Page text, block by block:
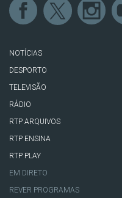
NOTÍCIAS
DESPORTO
TELEVISÃO
RÁDIO
RTP ARQUIVOS
RTP ENSINA
RTP PLAY
EM DIRETO
REVER PROGRAMAS